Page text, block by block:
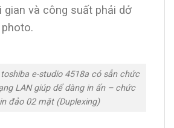
gian và công suất phải dở
e-studio 4518a có sẳn chức
LAN giúp dể dàng in ấn – chức
đảo 02 mặt (Duplexing)